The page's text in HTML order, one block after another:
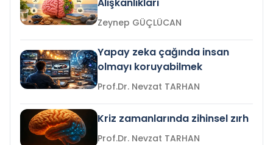
Zeynep GÜÇLÜCAN
Yapay zeka çağında insan
olmayı koruyabilmek
Prof.Dr. Nevzat TARHAN
Kriz zamanlarında zihinsel zırh
Prof.Dr. Nevzat TARHAN